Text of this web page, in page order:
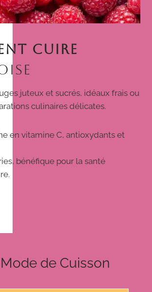
CUIRE
juteux et sucrés, idéaux frais ou
culinaires délicates.
en vitamine C, antioxydants et
bénéfique pour la santé
de Cuisson